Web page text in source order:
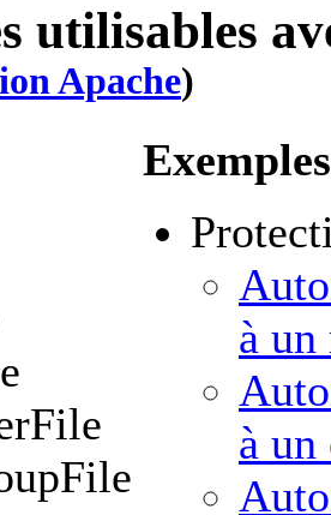
utilisables
Apache)
à
à un